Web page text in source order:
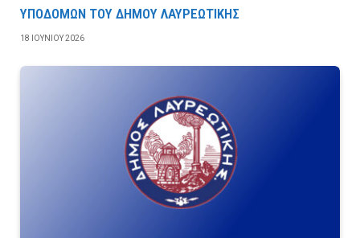
ΥΠΟΔΟΜΩΝ ΤΟΥ ΔΗΜΟΥ ΛΑΥΡΕΩΤΙΚΗΣ
18 ΙΟΥΝΊΟΥ 2026